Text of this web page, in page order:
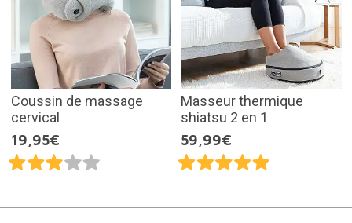
Coussin de massage
cervical
19,95€
Masseur thermique
shiatsu 2 en 1
59,99€